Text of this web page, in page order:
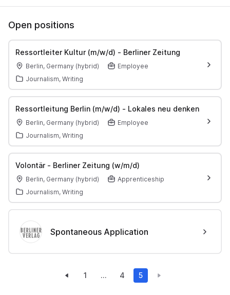
Open positions
Ressortleiter Kultur (m/w/d) - Berliner Zeitung
Berlin, Germany (hybrid)
Employee
Journalism, Writing
Ressortleitung Berlin (m/w/d) - Lokales neu denken
Berlin, Germany (hybrid)
Employee
Journalism, Writing
Volontär - Berliner Zeitung (w/m/d)
Berlin, Germany (hybrid)
Apprenticeship
Journalism, Writing
Spontaneous Application
1 ... 4 5